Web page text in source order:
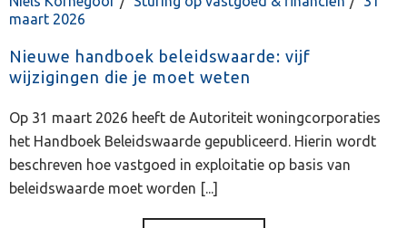
maart 2026
Nieuwe handboek beleidswaarde: vijf
wijzigingen die je moet weten
Op 31 maart 2026 heeft de Autoriteit woningcorporaties
het Handboek Beleidswaarde gepubliceerd. Hierin wordt
beschreven hoe vastgoed in exploitatie op basis van
beleidswaarde moet worden [...]